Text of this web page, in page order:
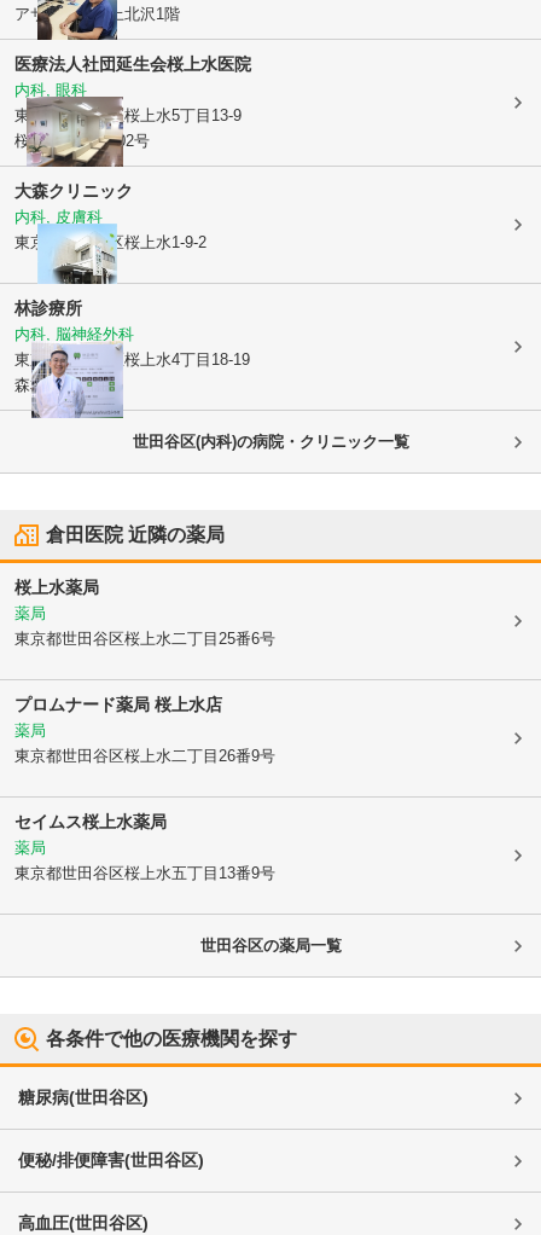
アサカシオン上北沢1階
医療法人社団延生会桜上水医院
内科, 眼科
東京都世田谷区桜上水5丁目13-9
桜上水ヒルズ102号
大森クリニック
内科, 皮膚科
東京都世田谷区桜上水1-9-2
林診療所
内科, 脳神経外科
東京都世田谷区 桜上水4丁目18-19
森本ビル2階
世田谷区(内科)の病院・クリニック一覧
倉田医院近隣の薬局
桜上水薬局
薬局
東京都世田谷区桜上水二丁目25番6号
プロムナード薬局 桜上水店
薬局
東京都世田谷区桜上水二丁目26番9号
セイムス桜上水薬局
薬局
東京都世田谷区桜上水五丁目13番9号
世田谷区の薬局一覧
各条件で他の医療機関を探す
糖尿病(世田谷区)
便秘/排便障害(世田谷区)
高血圧(世田谷区)